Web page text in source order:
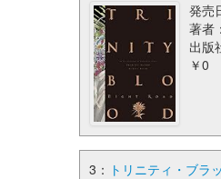
発売
著者：
出版
￥0
3： トリニティ・ブラ